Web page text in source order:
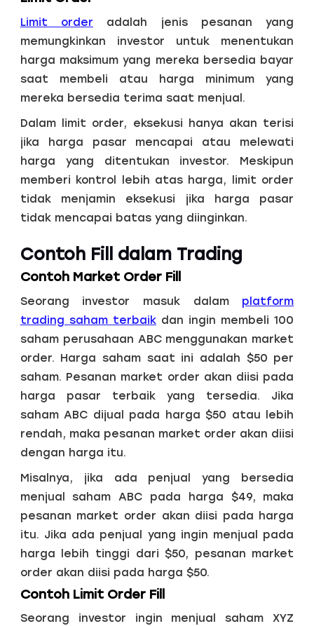
Limit order adalah jenis pesanan yang
memungkinkan investor untuk menentukan
harga maksimum yang mereka bersedia bayar
saat membeli atau harga minimum yang
mereka bersedia terima saat menjual.
Dalam limit order, eksekusi hanya akan terisi
jika harga pasar mencapai atau melewati
harga yang ditentukan investor. Meskipun
memberi kontrol lebih atas harga, limit order
tidak menjamin eksekusi jika harga pasar
tidak mencapai batas yang diinginkan.
Contoh Fill dalam Trading
Contoh Market Order Fill
Seorang investor masuk dalam platform
trading saham terbaikdan ingin membeli 100
saham perusahaan ABC menggunakan market
order. Harga saham saat ini adalah $50 per
saham. Pesanan market order akan diisi pada
harga pasar terbaik yang tersedia. Jika
saham ABC dijual pada harga $50 atau lebih
rendah, maka pesanan market order akan diisi
dengan harga itu.
Misalnya, jika ada penjual yang bersedia
menjual saham ABC pada harga $49, maka
pesanan market order akan diisi pada harga
itu. Jika ada penjual yang ingin menjual pada
harga lebih tinggi dari $50, pesanan market
order akan diisi pada harga $50.
Contoh Limit Order Fill
Seorang investor ingin menjual saham XYZ